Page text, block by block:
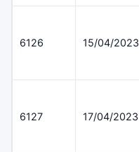
6126 15/04/2023
6127 17/04/2023